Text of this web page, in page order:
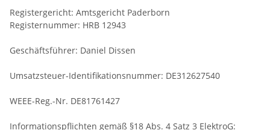
Registergericht: Amtsgericht Paderborn
Registernummer: HRB 12943
Geschäftsführer: Daniel Dissen
Umsatzsteuer-Identifikationsnummer: DE312627540
WEEE-Reg.-Nr. DE81761427
Informationspflichten gemäß §18 Abs. 4 Satz 3 ElektroG: